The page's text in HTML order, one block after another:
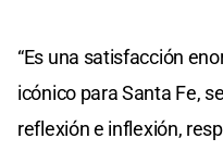
“Es una satisfacción
icónico para Santa Fe,
reflexión e inflexión,